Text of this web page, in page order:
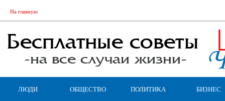
На главную
ЛЮДИ ОБЩЕСТВО ПОЛИТИКА БИЗНЕС